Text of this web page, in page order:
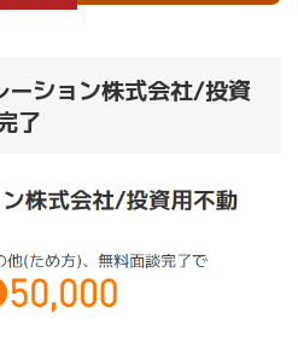
ーション株式会社/投資
了